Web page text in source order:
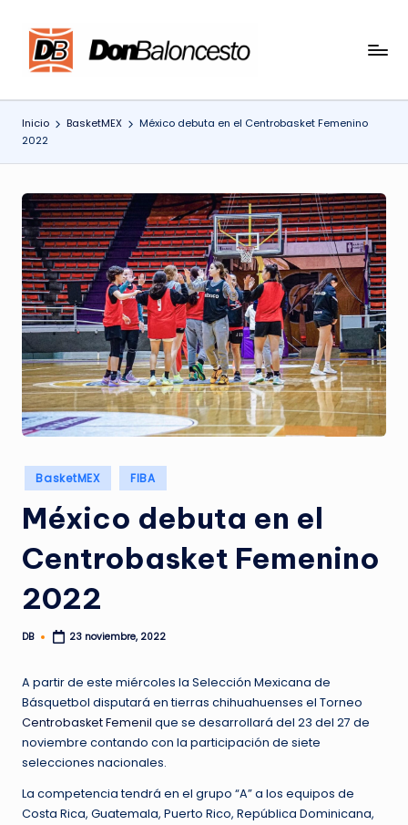
Saltar
Inicio BasketMEX
México debuta en el Centrobasket Femenino
2022
Publicado
en
BasketMEX FIBA
México debuta en el
Centrobasket Femenino
2022
Publicado
DB 23 noviembre, 2022
A partir de este miércoles la Selección Mexicana de
Básquetbol disputará en tierras chihuahuenses el Torneo
Centrobasket Femenil que se desarrollará del 23 del 27 de
noviembre contando con la participación de siete
selecciones nacionales.
La competencia tendrá en el grupo “A” a los equipos de
Costa Rica, Guatemala, Puerto Rico, República Dominicana,